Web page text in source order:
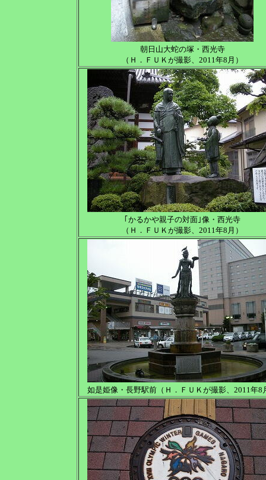
朝日山大蛇の塚・西光寺
（Ｈ．ＦＵＫが撮影、2011年8月）
｢かるかや親子の対面｣像・西光寺
（Ｈ．ＦＵＫが撮影、2011年8月）
如是姫像・長野駅前（Ｈ．ＦＵＫが撮影、2011年8